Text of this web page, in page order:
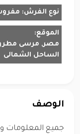
نوع الفرش:
الموقع:
مصر, مرسى
الساحل الشمالى
الوصف
جميع المعلومات